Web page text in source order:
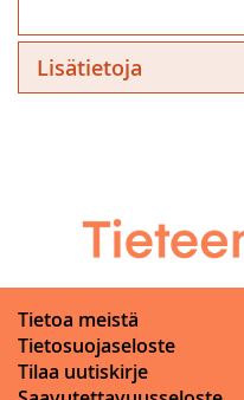
Lisätietoja
Tietoa meistä
Tietosuojaseloste
Tilaa uutiskirje